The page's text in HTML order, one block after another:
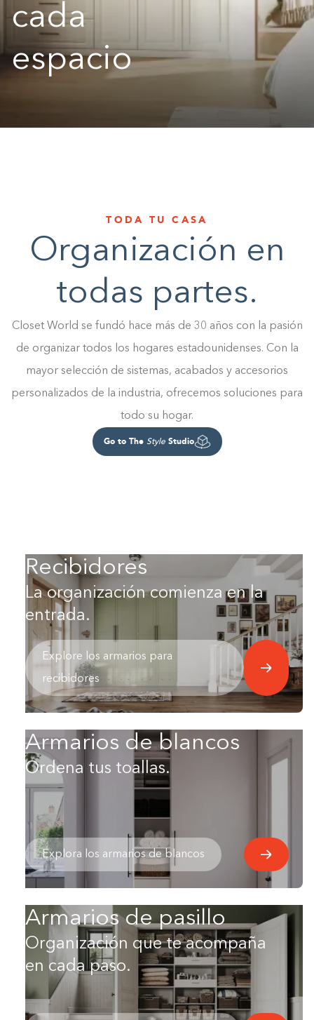
1-800-45-CLOSETS
Language
cada
espacio
TODA TU CASA
Organización en
todas partes.
Closet World se fundó hace más de 30 años con la pasión
de organizar todos los hogares estadounidenses. Con la
mayor selección de sistemas, acabados y accesorios
personalizados de la industria, ofrecemos soluciones para
todo su hogar.
Go to The StyleStudio
Recibidores
La organización comienza en la
entrada.
Explore los armarios para
recibidores
Armarios de blancos
Ordena tus toallas.
Explora los armarios de blancos
Armarios de pasillo
Organización que te acompaña
en cada paso.